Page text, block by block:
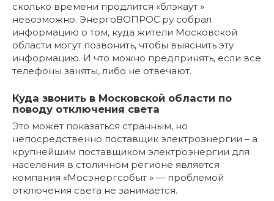
сколько времени продлится «блэкаут »
невозможно. ЭнергоВОПРОС.ру собрал
информацию о том, куда жители Московской
области могут позвонить, чтобы выяснить эту
информацию. И что можно предпринять, если все
телефоны заняты, либо не отвечают.
Куда звонить в Московской области по
поводу отключения света
Это может показаться странным, но
непосредственно поставщик электроэнергии – а
крупнейшим поставщиком электроэнергии для
населения в столичном регионе является
компания «Мосэнергсобыт » — проблемой
отключения света не занимается.